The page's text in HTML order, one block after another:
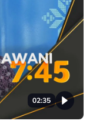
02:35